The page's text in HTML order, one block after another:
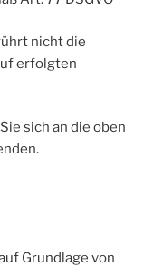
nicht die
erfolgten
sich an die oben
Grundlage von